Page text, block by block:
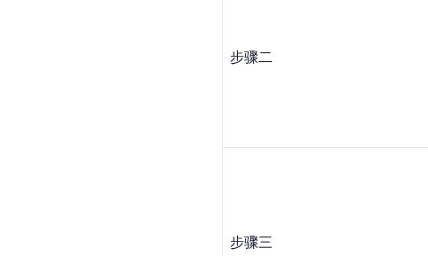
步骤二
步骤三